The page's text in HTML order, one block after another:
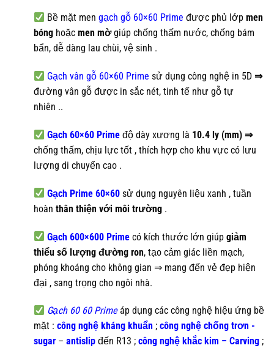
Bề mặt mengạch gỗ 60×60 Prime được phủ lớpmen
bóng hoặc men mờgiúp chống thấm nước, chống bám
bẩn, dễ dàng lau chùi, vệ sinh .
Gạch vân gỗ 60×60 Prime sử dụng công nghệ in 5D ⇒
đường vân gỗ được in sắc nét, tinh tế như gỗ tự
nhiên ..
Gạch 60×60 Prime độ dày xương là 10.4 ly (mm) ⇒
chống thấm, chịu lực tốt , thích hợp cho khu vực có lưu
lượng di chuyển cao .
Gạch Prime 60×60 sử dụng nguyên liệu xanh , tuần
hoàn thân thiện với môi trường .
Gạch 600×600 Prime có kích thước lớn giúpgiảm
thiểu số lượng đường ron, tạo cảm giác liền mạch,
phóng khoáng cho không gian ⇒ mang đến vẻ đẹp hiện
đại , sang trọng cho ngôi nhà.
Gạch 60 60 Primeáp dụng các công nghệ hiệu ứng bề
mặt : công nghệ kháng khuẩn ; công nghệ chống trơn -
sugar – antislip đến R13 ; công nghệ khắc kim – Carving ;